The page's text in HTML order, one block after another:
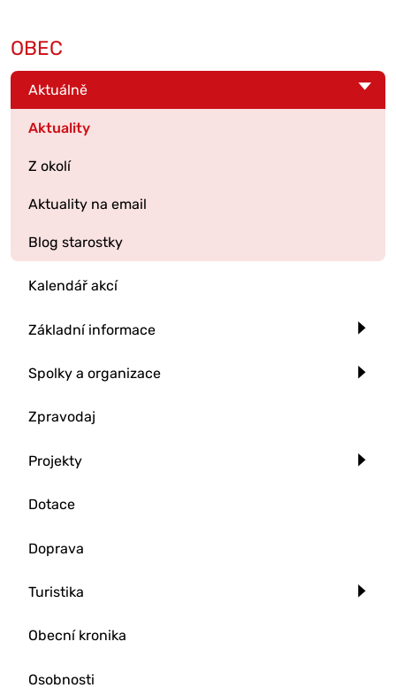
OBEC
Aktuálně
Aktuality
Z okolí
Aktuality na email
Blog starostky
Kalendář akcí
Základní informace
Spolky a organizace
Zpravodaj
Projekty
Dotace
Doprava
Turistika
Obecní kronika
Osobnosti